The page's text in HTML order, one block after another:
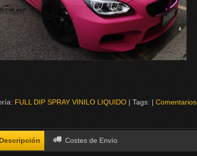
FULL DIP SPRAY VINILO LIQUIDO| Tags: | Comentarios
Costes de Envío